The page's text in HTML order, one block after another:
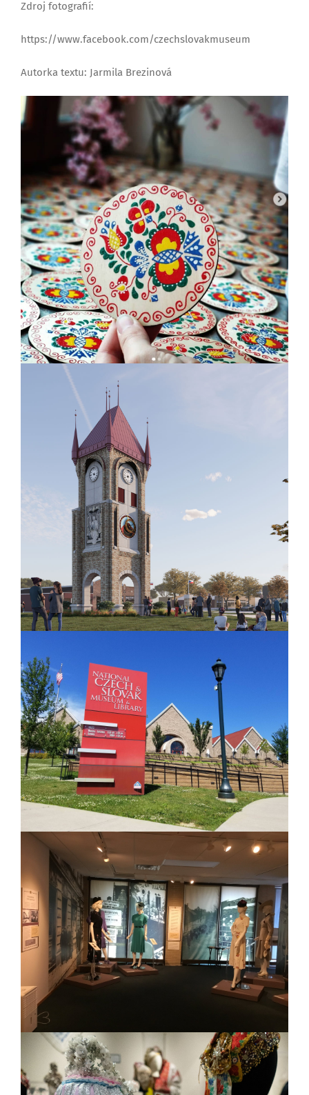
Zdroj fotografií:
https://www.facebook.com/czechslovakmuseum
Autorka textu: Jarmila Brezinová